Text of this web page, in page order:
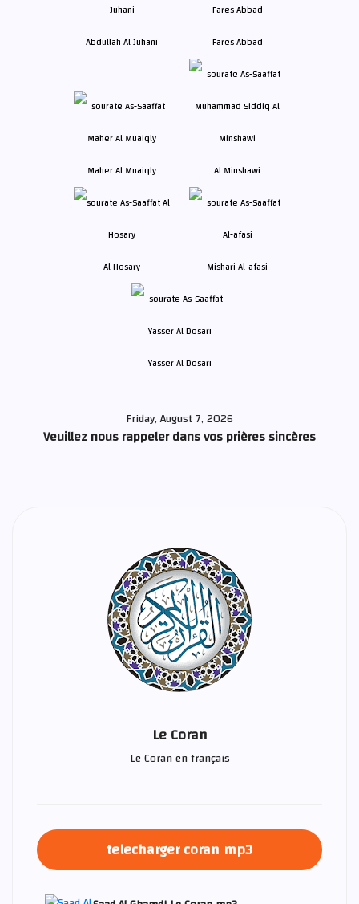
Abdullah Al Juhani Fares Abbad
Maher Al Muaiqly Al Minshawi
Al Hosary Mishari Al-afasi
Yasser Al Dosari
Friday, August 7, 2026
Veuillez nous rappeler dans vos prières sincères
Le Coran
Le Coran en français
telecharger coran mp3